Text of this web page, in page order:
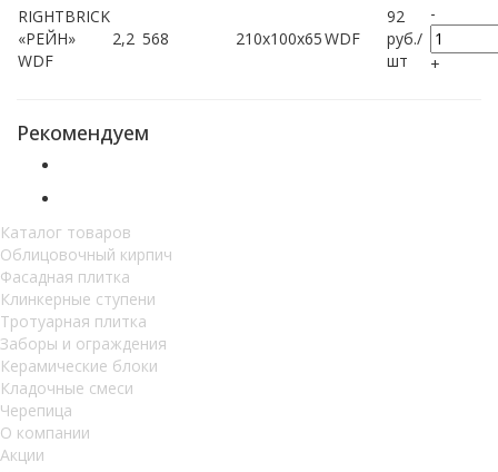
RIGHTBRICK
«РЕЙН»
WDF
2,2 568 210x100x65WDF
92
руб./
шт
-
+
Рекомендуем
Каталог товаров
Облицовочный кирпич
Фасадная плитка
Клинкерные ступени
Тротуарная плитка
Заборы и ограждения
Керамические блоки
Кладочные смеси
Черепица
О компании
Акции